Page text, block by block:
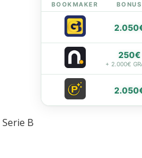
BOOKMAKER BONUS
250€
+ 2.000€